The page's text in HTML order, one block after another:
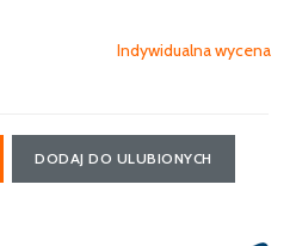
Indywidualna wycena
DODAJ DO ULUBIONYCH